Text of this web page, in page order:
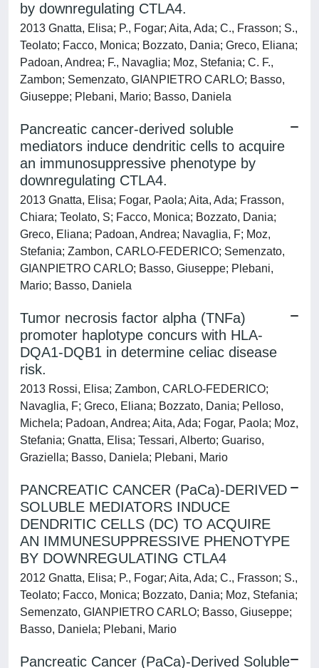
by downregulating CTLA4.
2013 Gnatta, Elisa; P., Fogar; Aita, Ada; C., Frasson; S.,
Teolato; Facco, Monica; Bozzato, Dania; Greco, Eliana;
Padoan, Andrea; F., Navaglia; Moz, Stefania; C. F.,
Zambon; Semenzato, GIANPIETRO CARLO; Basso,
Giuseppe; Plebani, Mario; Basso, Daniela
Pancreatic cancer-derived soluble
mediators induce dendritic cells to acquire
an immunosuppressive phenotype by
downregulating CTLA4.
2013 Gnatta, Elisa; Fogar, Paola; Aita, Ada; Frasson,
Chiara; Teolato, S; Facco, Monica; Bozzato, Dania;
Greco, Eliana; Padoan, Andrea; Navaglia, F; Moz,
Stefania; Zambon, CARLO-FEDERICO; Semenzato,
GIANPIETRO CARLO; Basso, Giuseppe; Plebani,
Mario; Basso, Daniela
Tumor necrosis factor alpha (TNFa)
promoter haplotype concurs with HLA-
DQA1-DQB1 in determine celiac disease
risk.
2013 Rossi, Elisa; Zambon, CARLO-FEDERICO;
Navaglia, F; Greco, Eliana; Bozzato, Dania; Pelloso,
Michela; Padoan, Andrea; Aita, Ada; Fogar, Paola; Moz,
Stefania; Gnatta, Elisa; Tessari, Alberto; Guariso,
Graziella; Basso, Daniela; Plebani, Mario
PANCREATIC CANCER (PaCa)-DERIVED
SOLUBLE MEDIATORS INDUCE
DENDRITIC CELLS (DC) TO ACQUIRE
AN IMMUNESUPPRESSIVE PHENOTYPE
BY DOWNREGULATING CTLA4
2012 Gnatta, Elisa; P., Fogar; Aita, Ada; C., Frasson; S.,
Teolato; Facco, Monica; Bozzato, Dania; Moz, Stefania;
Semenzato, GIANPIETRO CARLO; Basso, Giuseppe;
Basso, Daniela; Plebani, Mario
Pancreatic Cancer (PaCa)-Derived Soluble